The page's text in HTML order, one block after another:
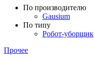
По производителю
Gausium
По типу
Робот-уборщик
Прочее